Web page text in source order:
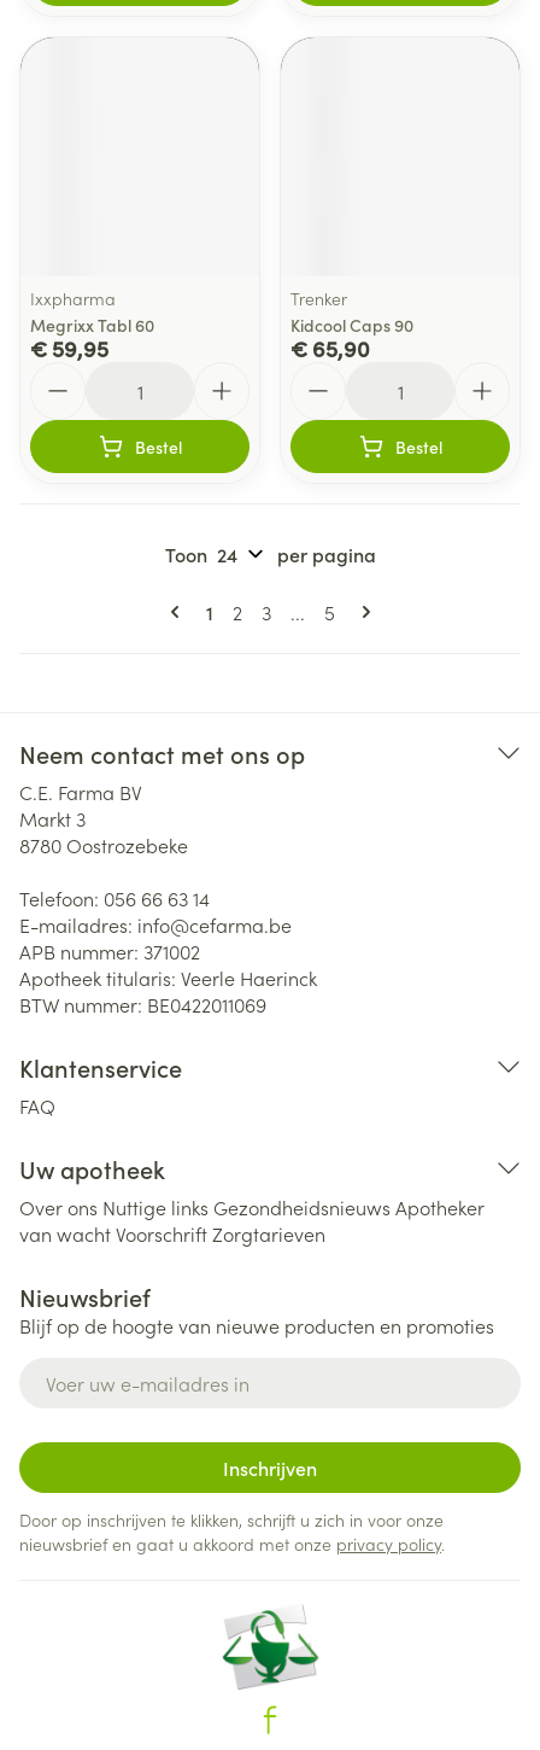
Ixxpharma
Megrixx Tabl 60
€ 59,95
Bestel
Trenker
Kidcool Caps 90
€ 65,90
Bestel
Pagina's
U lees momenteel pagina
1 Pagina
2 Pagina
3 ... Pagina
5
Toon per pagina
Neem contact met ons op
C.E. Farma BV
Markt 3
8780Oostrozebeke
Telefoon: 056 66 63 14
E-mailadres: info@cefarma.be
APB nummer: 371002
Apotheek titularis: Veerle Haerinck
BTW nummer: BE0422011069
Klantenservice
FAQ
Uw apotheek
Over ons Nuttige links Gezondheidsnieuws Apotheker
van wachtVoorschriftZorgtarieven
Nieuwsbrief
Blijf op de hoogte van nieuwe producten en promoties
Inschrijven
Door op inschrijven te klikken, schrijft u zich in voor onze
nieuwsbrief en gaat u akkoord met onze privacy policy.